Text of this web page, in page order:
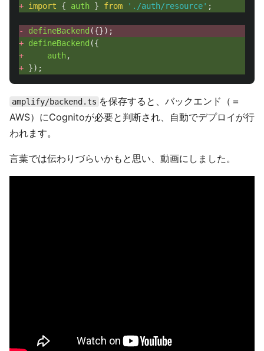
+ import { auth } from ' ./auth/resource' ;
- defineBackend ({});
+ defineBackend ({
+
auth,
+ });
amplify/backend.ts を保存すると、バックエンド（＝
AWS）にCognitoが必要と判断され、自動でデプロイが行
われます。
言葉では伝わりづらいかもと思い、動画にしました。